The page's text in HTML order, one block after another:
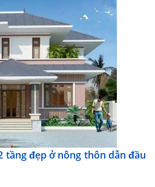
tầng đẹp ở nông thôn dẫn đầu